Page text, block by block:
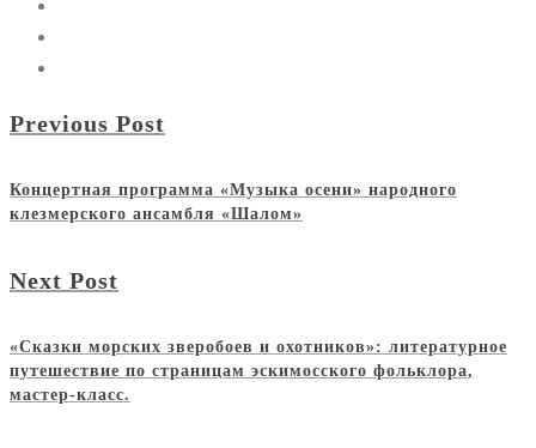
Previous Post
Концертная программа «Музыка осени» народного
клезмерского ансамбля «Шалом»
Next Post
«Сказки морских зверобоев и охотников»: литературное
путешествие по страницам эскимосского фольклора,
мастер-класс.